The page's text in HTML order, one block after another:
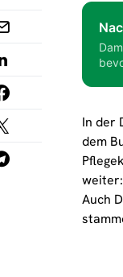
In der
dem
Auch